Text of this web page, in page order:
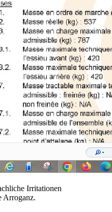
Irritationen
Arroganz.